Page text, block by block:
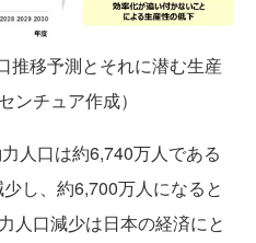
推移予測とそれに潜む生産
ンチュア作成）
人口は約6,740万人である
し、約6,700万人になると
人口減少は日本の経済にと